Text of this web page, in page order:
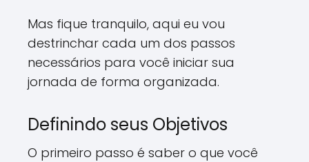
Mas fique tranquilo, aqui eu vou
destrinchar cada um dos passos
necessários para você iniciar sua
jornada de forma organizada.
Definindo seus Objetivos
O primeiro passo é saber o que você